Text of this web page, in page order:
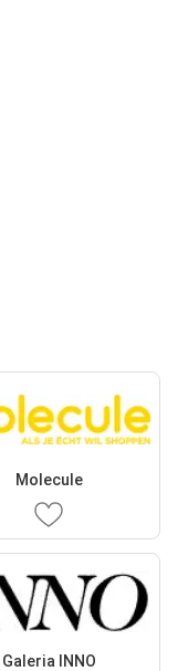
Molecule
Galeria INNO